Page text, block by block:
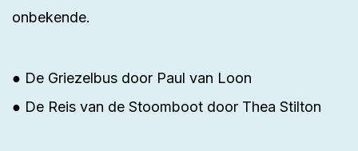
onbekende.
● De Griezelbus door Paul van Loon
● De Reis van de Stoomboot door Thea Stilton